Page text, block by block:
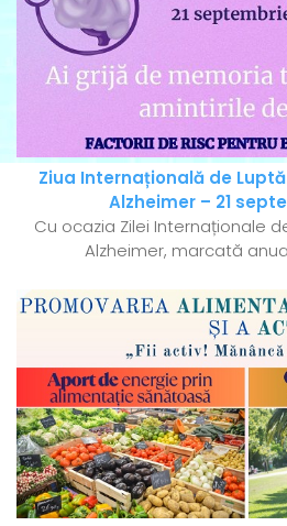
Ziua Internațională de
Alzheimer – 21
Cu ocazia Zilei Internaționale
Alzheimer, marcată